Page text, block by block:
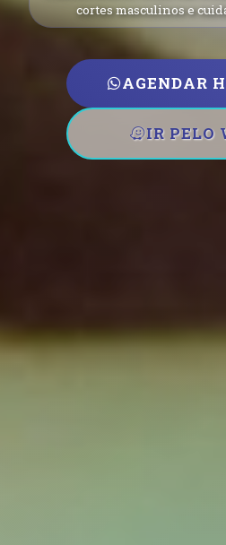
cortes masculinos e
AGENDAR
IR PELO